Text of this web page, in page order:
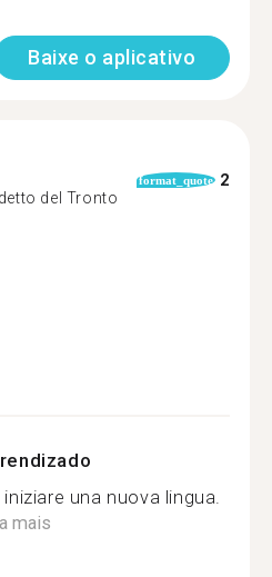
Baixe o aplicativo
del Tronto
format_quote 2
una nuova lingua.
mais